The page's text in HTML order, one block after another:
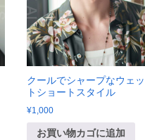
クールでシャープなウェッ
トショートスタイル
¥1,000
お買い物カゴに追加